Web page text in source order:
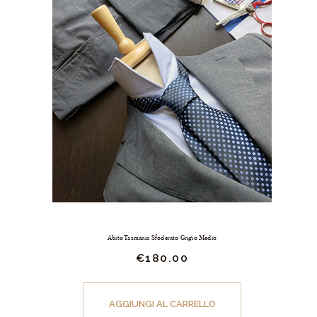
Abito Tasmania Sfoderato Grigio Medio
€180.00
AGGIUNGI AL CARRELLO
Questo